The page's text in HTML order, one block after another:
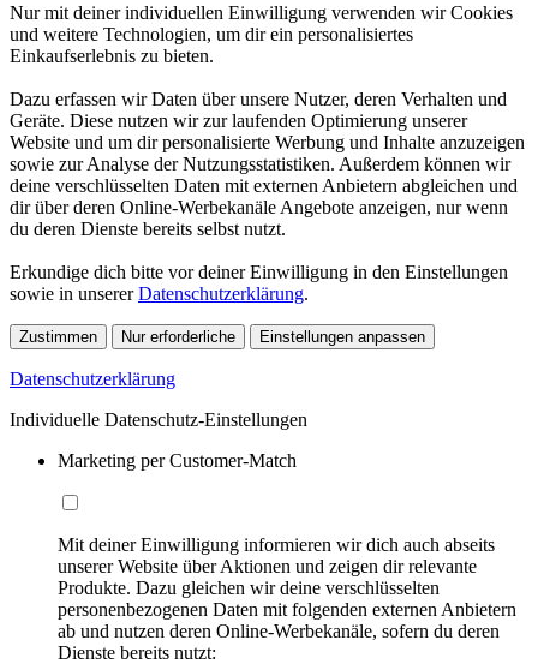
Nur mit deiner individuellen Einwilligung verwenden wir Cookies
und weitere Technologien, um dir ein personalisiertes
Einkaufserlebnis zu bieten.
Dazu erfassen wir Daten über unsere Nutzer, deren Verhalten und
Geräte. Diese nutzen wir zur laufenden Optimierung unserer
Website und um dir personalisierte Werbung und Inhalte anzuzeigen
sowie zur Analyse der Nutzungsstatistiken. Außerdem können wir
deine verschlüsselten Daten mit externen Anbietern abgleichen und
dir über deren Online-Werbekanäle Angebote anzeigen, nur wenn
du deren Dienste bereits selbst nutzt.
Erkundige dich bitte vor deiner Einwilligung in den Einstellungen
sowie in unsererDatenschutzerklärung.
Zustimmen Nur erforderliche Einstellungen anpassen
Datenschutzerklärung
Individuelle Datenschutz-Einstellungen
Marketing per Customer-Match
Mit deiner Einwilligung informieren wir dich auch abseits
unserer Website über Aktionen und zeigen dir relevante
Produkte. Dazu gleichen wir deine verschlüsselten
personenbezogenen Daten mit folgenden externen Anbietern
ab und nutzen deren Online-Werbekanäle, sofern du deren
Dienste bereits nutzt: